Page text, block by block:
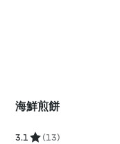
海鮮煎餅
3.1 (13)